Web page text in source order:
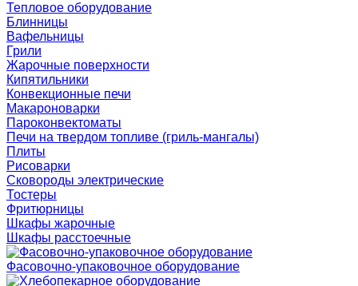
Тепловое оборудование
Блинницы
Вафельницы
Грили
Жарочные поверхности
Кипятильники
Конвекционные печи
Макароноварки
Пароконвектоматы
Печи на твердом топливе (гриль-мангалы)
Плиты
Рисоварки
Сковороды электрические
Тостеры
Фритюрницы
Шкафы жарочные
Шкафы расстоечные
Фасовочно-упаковочное оборудование